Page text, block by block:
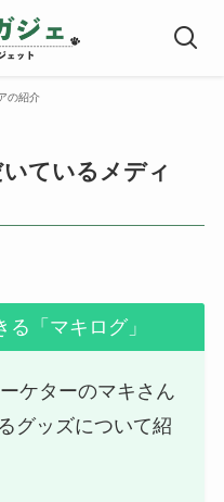
の紹介
ているメディ
「マキログ」
ケターのマキさん
グッズについて紹